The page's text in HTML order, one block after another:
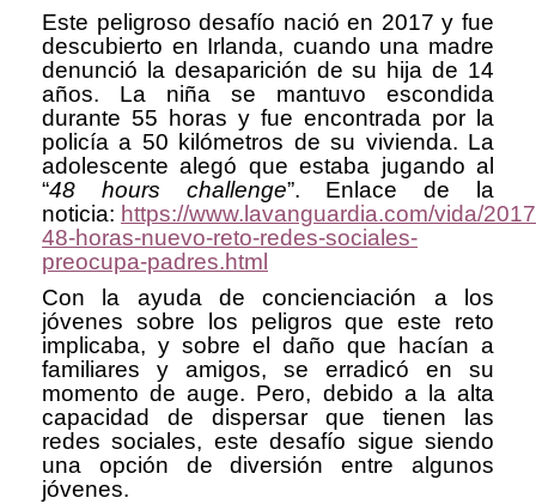
Este peligroso desafío nació en 2017 y fue
descubierto en Irlanda, cuando una madre
denunció la desaparición de su hija de 14
años. La niña se mantuvo escondida
durante 55 horas y fue encontrada por la
policía a 50 kilómetros de su vivienda. La
adolescente alegó que estaba jugando al
“48 hours challenge”. Enlace de la
noticia: https://www.lavanguardia.com/vida/
48-horas-nuevo-reto-redes-sociales-
preocupa-padres.html
Con la ayuda de concienciación a los
jóvenes sobre los peligros que este reto
implicaba, y sobre el daño que hacían a
familiares y amigos, se erradicó en su
momento de auge. Pero, debido a la alta
capacidad de dispersar que tienen las
redes sociales, este desafío sigue siendo
una opción de diversión entre algunos
jóvenes.